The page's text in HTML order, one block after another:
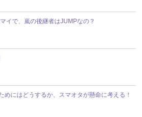
イで、嵐の後継者はJUMPなの？
めにはどうするか、スマオタが懸命に考える！